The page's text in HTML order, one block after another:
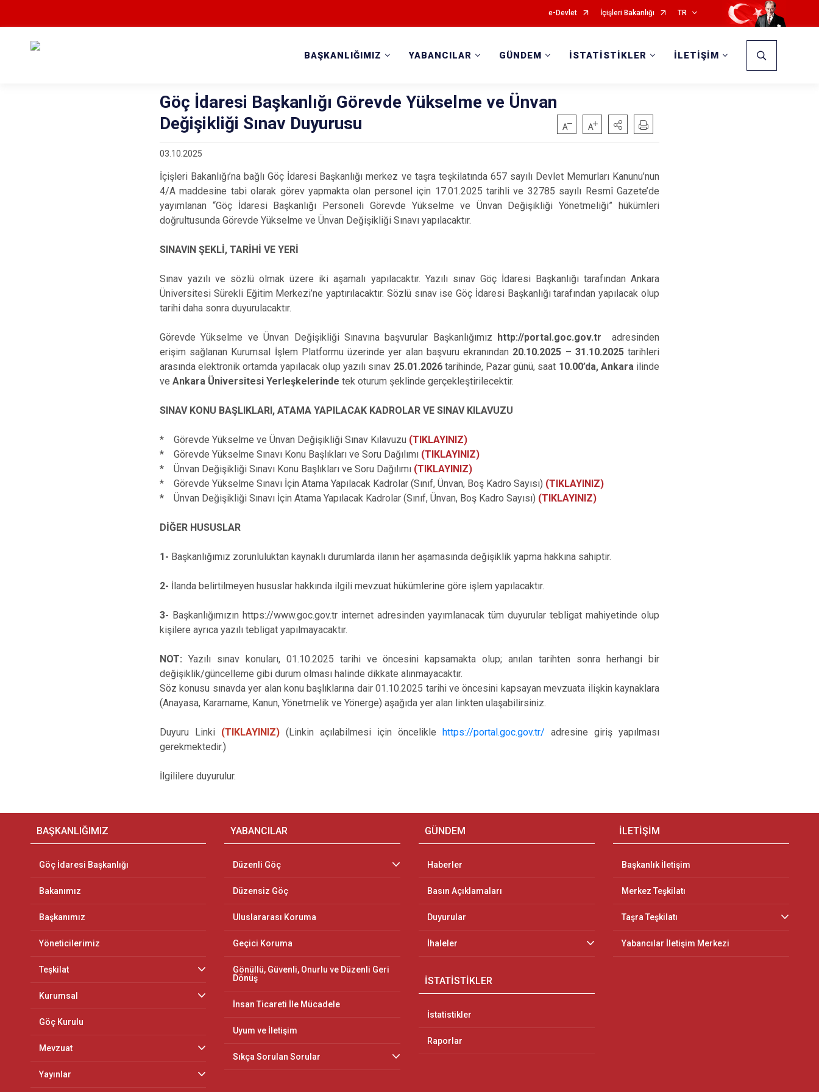
e-Devlet İçişleri Bakanlığı TR
BAŞKANLIĞIMIZ YABANCILAR GÜNDEM İSTATİSTİKLER İLETİŞİM
Göç İdaresi Başkanlığı Görevde Yükselme ve Ünvan
Değişikliği Sınav Duyurusu
03.10.2025
İçişleri Bakanlığı’na bağlı Göç İdaresi Başkanlığı merkez ve taşra teşkilatında 657 sayılı Devlet Memurları Kanunu’nun
4/A maddesine tabi olarak görev yapmakta olan personel için 17.01.2025 tarihli ve 32785 sayılı Resmî Gazete’de
yayımlanan “Göç İdaresi Başkanlığı Personeli Görevde Yükselme ve Ünvan Değişikliği Yönetmeliği” hükümleri
doğrultusunda Görevde Yükselme ve Ünvan Değişikliği Sınavı yapılacaktır.
SINAVIN ŞEKLİ, TARİHİ VE YERİ
Sınav yazılı ve sözlü olmak üzere iki aşamalı yapılacaktır. Yazılı sınav Göç İdaresi Başkanlığı tarafından Ankara
Üniversitesi Sürekli Eğitim Merkezi’ne yaptırılacaktır. Sözlü sınav ise Göç İdaresi Başkanlığı tarafından yapılacak olup
tarihi daha sonra duyurulacaktır.
Görevde Yükselme ve Ünvan Değişikliği Sınavına başvurular Başkanlığımız http://portal.goc.gov.tr adresinden
erişim sağlanan Kurumsal İşlem Platformu üzerinde yer alan başvuru ekranından 20.10.2025 – 31.10.2025tarihleri
arasında elektronik ortamda yapılacak olup yazılı sınav 25.01.2026tarihinde, Pazar günü, saat 10.00’da, Ankarailinde
ve Ankara Üniversitesi Yerleşkelerinde tek oturum şeklinde gerçekleştirilecektir.
SINAV KONU BAŞLIKLARI, ATAMA YAPILACAK KADROLAR VE SINAV KILAVUZU
* Görevde Yükselme ve Ünvan Değişikliği Sınav Kılavuzu (TIKLAYINIZ)
* Görevde Yükselme Sınavı Konu Başlıkları ve Soru Dağılımı (TIKLAYINIZ)
* Ünvan Değişikliği Sınavı Konu Başlıkları ve Soru Dağılımı (TIKLAYINIZ)
* Görevde Yükselme Sınavı İçin Atama Yapılacak Kadrolar (Sınıf, Ünvan, Boş Kadro Sayısı) (TIKLAYINIZ)
* Ünvan Değişikliği Sınavı İçin Atama Yapılacak Kadrolar (Sınıf, Ünvan, Boş Kadro Sayısı) (TIKLAYINIZ)
DİĞER HUSUSLAR
1- Başkanlığımız zorunluluktan kaynaklı durumlarda ilanın her aşamasında değişiklik yapma hakkına sahiptir.
2- İlanda belirtilmeyen hususlar hakkında ilgili mevzuat hükümlerine göre işlem yapılacaktır.
3- Başkanlığımızın https://www.goc.gov.tr internet adresinden yayımlanacak tüm duyurular tebligat mahiyetinde olup
kişilere ayrıca yazılı tebligat yapılmayacaktır.
NOT: Yazılı sınav konuları, 01.10.2025 tarihi ve öncesini kapsamakta olup; anılan tarihten sonra herhangi bir
değişiklik/güncelleme gibi durum olması halinde dikkate alınmayacaktır.
Söz konusu sınavda yer alan konu başlıklarına dair 01.10.2025 tarihi ve öncesini kapsayan mevzuata ilişkin kaynaklara
(Anayasa, Kararname, Kanun, Yönetmelik ve Yönerge) aşağıda yer alan linkten ulaşabilirsiniz.
Duyuru Linki (TIKLAYINIZ) (Linkin açılabilmesi için öncelikle https://portal.goc.gov.tr/ adresine giriş yapılması
gerekmektedir.)
İlgililere duyurulur.
BAŞKANLIĞIMIZ
Göç İdaresi Başkanlığı
Bakanımız
Başkanımız
Yöneticilerimiz
Teşkilat
Kurumsal
Göç Kurulu
Mevzuat
Yayınlar
YABANCILAR
Düzenli Göç
Düzensiz Göç
Uluslararası Koruma
Geçici Koruma
Gönüllü, Güvenli, Onurlu ve Düzenli Geri
Dönüş
İnsan Ticareti İle Mücadele
Uyum ve İletişim
Sıkça Sorulan Sorular
GÜNDEM
Haberler
Basın Açıklamaları
Duyurular
İhaleler
İSTATİSTİKLER
İstatistikler
Raporlar
İLETİŞİM
Başkanlık İletişim
Merkez Teşkilatı
Taşra Teşkilatı
Yabancılar İletişim Merkezi